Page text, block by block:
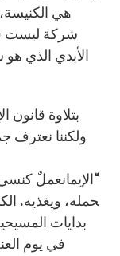
هي
شركة ليست
الأبدي الذي
بتلاوة قانون
ولكننا نعترف
“الإيمانعملٌ
حمله، ويغذيه.
بدايات
في يوم